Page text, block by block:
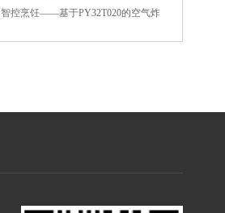
企
智控烹饪——基于PY32T020的空气炸